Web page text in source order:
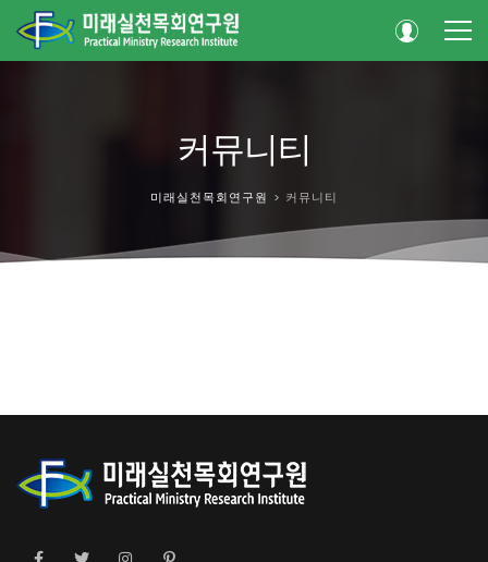
커뮤니티
미래실천목회연구원 > 커뮤니티